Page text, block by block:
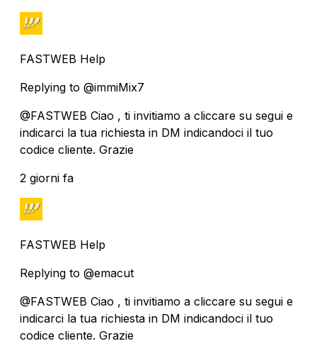
FASTWEB Help
Replying to @immiMix7
@FASTWEB Ciao , ti invitiamo a cliccare su segui e
indicarci la tua richiesta in DM indicandoci il tuo
codice cliente. Grazie
2 giorni fa
FASTWEB Help
Replying to @emacut
@FASTWEB Ciao , ti invitiamo a cliccare su segui e
indicarci la tua richiesta in DM indicandoci il tuo
codice cliente. Grazie